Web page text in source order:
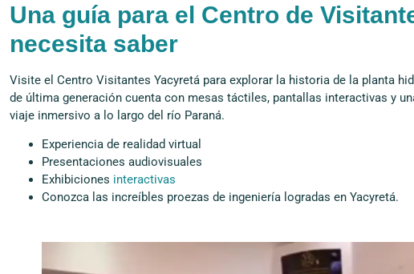
Una guía para el Centro de
necesita saber
Visite el Centro Visitantes Yacyretá para explorar la historia de la planta
de última generación cuenta con mesas táctiles, pantallas interactivas y
viaje inmersivo a lo largo del río Paraná.
Experiencia de realidad virtual
Presentaciones audiovisuales
Exhibiciones interactivas
Conozca las increíbles proezas de ingeniería logradas en Yacyretá.